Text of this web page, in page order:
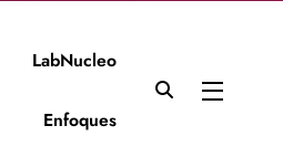
LabNucleo
Enfoques